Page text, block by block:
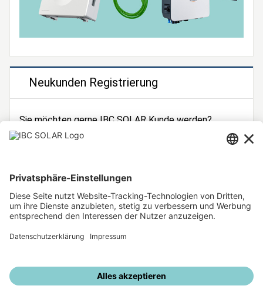
Neukunden Registrierung
Sie möchten gerne IBC SOLAR Kunde werden?
Dann registrieren Sie sich jetzt!
Unsere weiteren Angebote
IBC SOLAR Webseite